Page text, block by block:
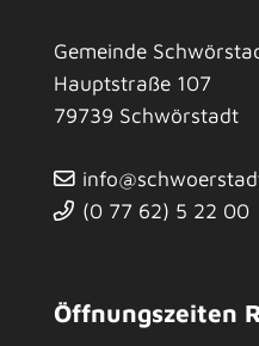
Gemeinde
Hauptstraße 107
79739 Schwörstadt
(0 77 62) 5 22 00
Öffnungszeiten